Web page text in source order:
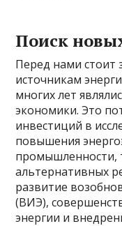
Поиск
Перед нами стоит
источникам
многих лет
экономики. Это
инвестиций в
повышения
промышленности,
альтернативных
развитие
(ВИЭ),
энергии и